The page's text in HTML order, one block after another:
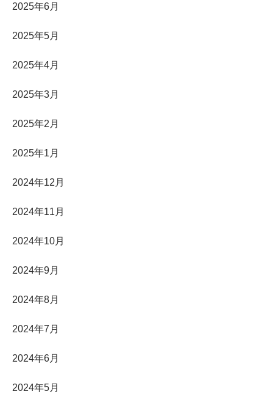
2025年6月
2025年5月
2025年4月
2025年3月
2025年2月
2025年1月
2024年12月
2024年11月
2024年10月
2024年9月
2024年8月
2024年7月
2024年6月
2024年5月